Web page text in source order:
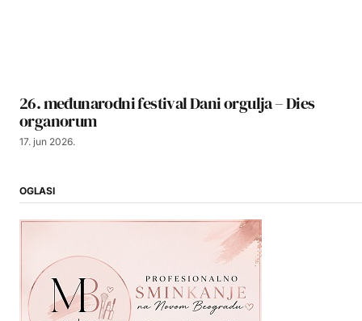
26. međunarodni festival Dani orgulja – Dies
organorum
17. jun 2026.
OGLASI